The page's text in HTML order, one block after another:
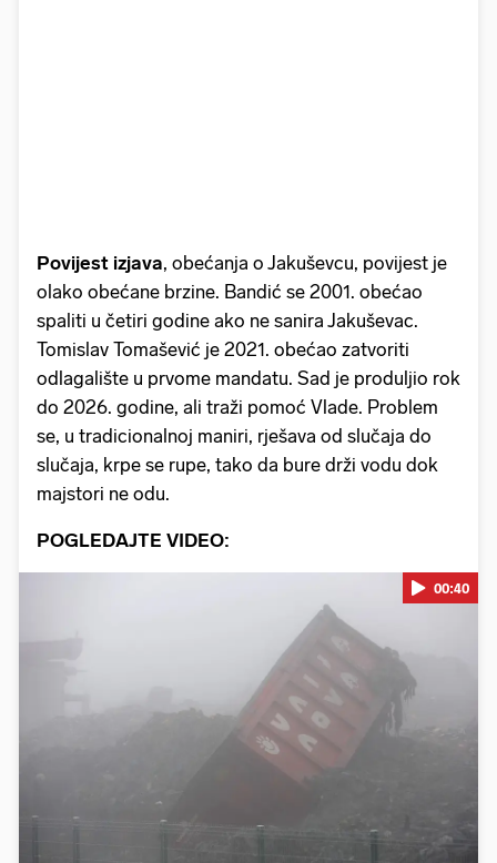
Povijest izjava, obećanja o Jakuševcu, povijest je
olako obećane brzine. Bandić se 2001. obećao
spaliti u četiri godine ako ne sanira Jakuševac.
Tomislav Tomašević je 2021. obećao zatvoriti
odlagalište u prvome mandatu. Sad je produljio rok
do 2026. godine, ali traži pomoć Vlade. Problem
se, u tradicionalnoj maniri, rješava od slučaja do
slučaja, krpe se rupe, tako da bure drži vodu dok
majstori ne odu.
POGLEDAJTE VIDEO:
Pokretanje videa...
00:40